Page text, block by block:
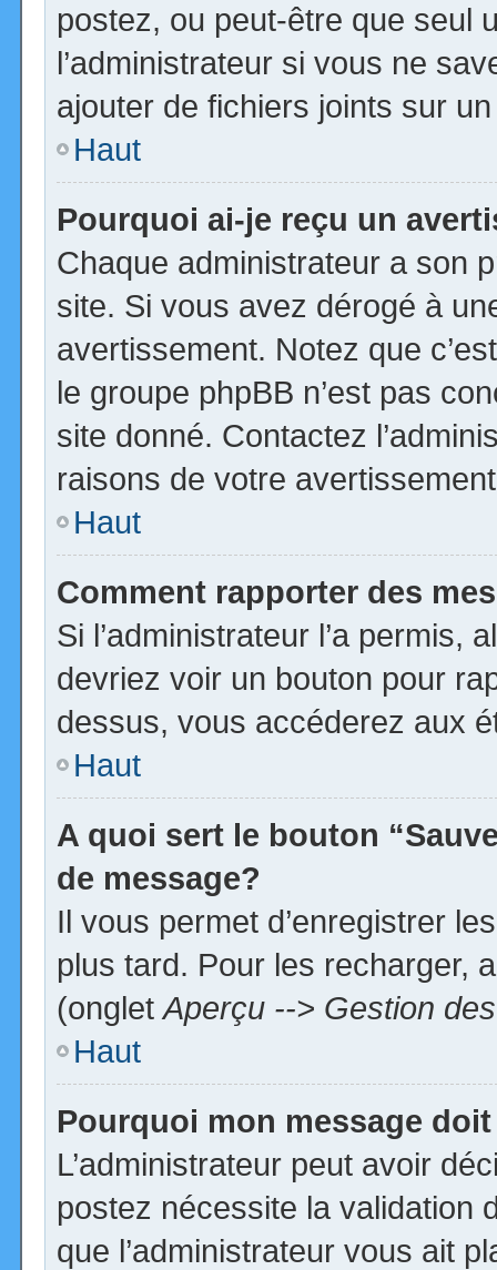
postez, ou peut-être que seul
l’administrateur si vous ne
ajouter de fichiers joints sur
Haut
Pourquoi ai-je reçu un
Chaque administrateur a son
site. Si vous avez dérogé à
avertissement. Notez que
le groupe phpBB n’est pas
site donné. Contactez
raisons de votre
Haut
Comment rapporter des
Si l’administrateur l’a permis,
devriez voir un bouton pour
dessus, vous accéderez aux
Haut
A quoi sert le bouton
de message?
Il vous permet d’enregistrer
plus tard. Pour les recharger,
(ongletAperçu --> Gestion
Haut
Pourquoi mon message
L’administrateur peut avoir
postez nécessite la validation
que l’administrateur vous ait